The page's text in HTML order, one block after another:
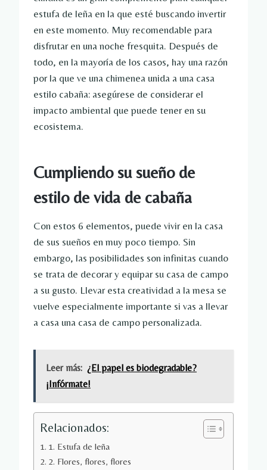
estufa de leña en la que esté buscando invertir
en este momento. Muy recomendable para
disfrutar en una noche fresquita. Después de
todo, en la mayoría de los casos, hay una razón
por la que ve una chimenea unida a una casa
estilo cabaña: asegúrese de considerar el
impacto ambiental que puede tener en su
ecosistema.
Cumpliendo su sueño de
estilo de vida de cabaña
Con estos 6 elementos, puede vivir en la casa
de sus sueños en muy poco tiempo. Sin
embargo, las posibilidades son infinitas cuando
se trata de decorar y equipar su casa de campo
a su gusto. Llevar esta creatividad a la mesa se
vuelve especialmente importante si vas a llevar
a casa una casa de campo personalizada.
Leer más: ¿El papel es biodegradable?
¡Infórmate!
Relacionados:
1. Estufa de leña
2. Flores, flores, flores